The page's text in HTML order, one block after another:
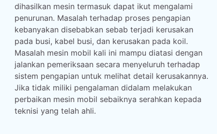
dihasilkan mesin termasuk dapat ikut mengalami
penurunan. Masalah terhadap proses pengapian
kebanyakan disebabkan sebab terjadi kerusakan
pada busi, kabel busi, dan kerusakan pada koil.
Masalah mesin mobil kali ini mampu diatasi dengan
jalankan pemeriksaan secara menyeluruh terhadap
sistem pengapian untuk melihat detail kerusakannya.
Jika tidak miliki pengalaman didalam melakukan
perbaikan mesin mobil sebaiknya serahkan kepada
teknisi yang telah ahli.